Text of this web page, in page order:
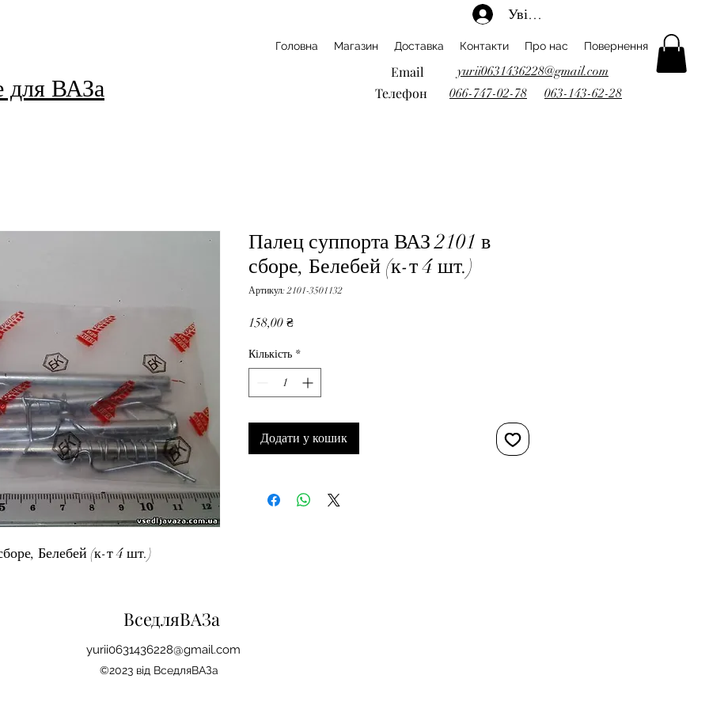
Увійти
Головна Магазин Доставка Контакти Про нас Повернення
для ВАЗа
Email yurii0631436228@gmail.com
Телефон 066-747-02-78 063-143-62-28
Белебей (к-т 4 шт.)
Палец суппорта ВАЗ 2101 в
сборе, Белебей (к-т 4 шт.)
Артикул: 2101-3501132
158,00 ₴Ціна
Кількість *
Додати у кошик
ВседляВАЗа
yurii0631436228@gmail.com
©2023 від ВседляВАЗа